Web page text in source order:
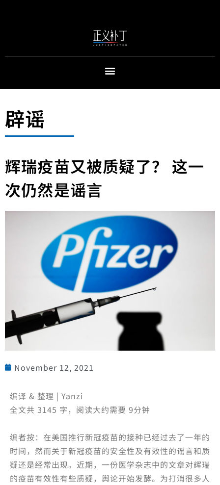
辟谣
辉瑞疫苗又被质疑了？ 这一
次仍然是谣言
November 12, 2021
编译 & 整理 | Yanzi
全文共 3145 字，阅读大约需要 9分钟
编者按：在美国推行新冠疫苗的接种已经过去了一年的
时间，然而关于新冠疫苗的安全性及有效性的谣言和质
疑还是经常出现。近期，一份医学杂志中的文章对辉瑞
的疫苗有效性有些质疑，舆论开始发酵。为打消很多人